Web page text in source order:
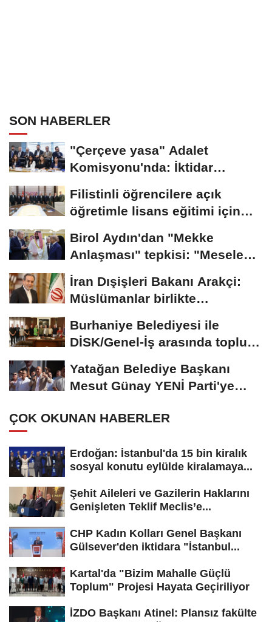
SON HABERLER
"Çerçeve yasa" Adalet
Komisyonu'nda: İktidar
Filistinli öğrencilere açık
öğretimle lisans eğitimi için
Birol Aydın'dan "Mekke
Anlaşması" tepkisi: "Mesele
İsrail'in güvenliği...
İran Dışişleri Bakanı Arakçi:
Müslümanlar birlikte
Burhaniye Belediyesi ile
DİSK/Genel-İş arasında toplu iş
Yatağan Belediye Başkanı
Mesut Günay YENİ Parti'ye
ÇOK OKUNAN HABERLER
Erdoğan: İstanbul'da 15 bin kiralık
sosyal konutu eylülde kiralamaya...
Şehit Aileleri ve Gazilerin Haklarını
Genişleten Teklif Meclis’e...
CHP Kadın Kolları Genel Başkanı
Gülsever'den iktidara "İstanbul...
Kartal'da "Bizim Mahalle Güçlü
Toplum" Projesi Hayata Geçiriliyor
İZDO Başkanı Atinel: Plansız fakülte